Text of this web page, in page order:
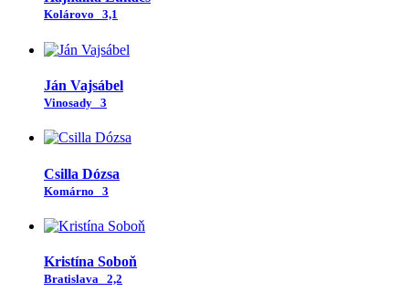
Kolárovo 3,1
Ján Vajsábel
Vinosady 3
Csilla Dózsa
Komárno 3
Kristína Soboň
Bratislava 2,2